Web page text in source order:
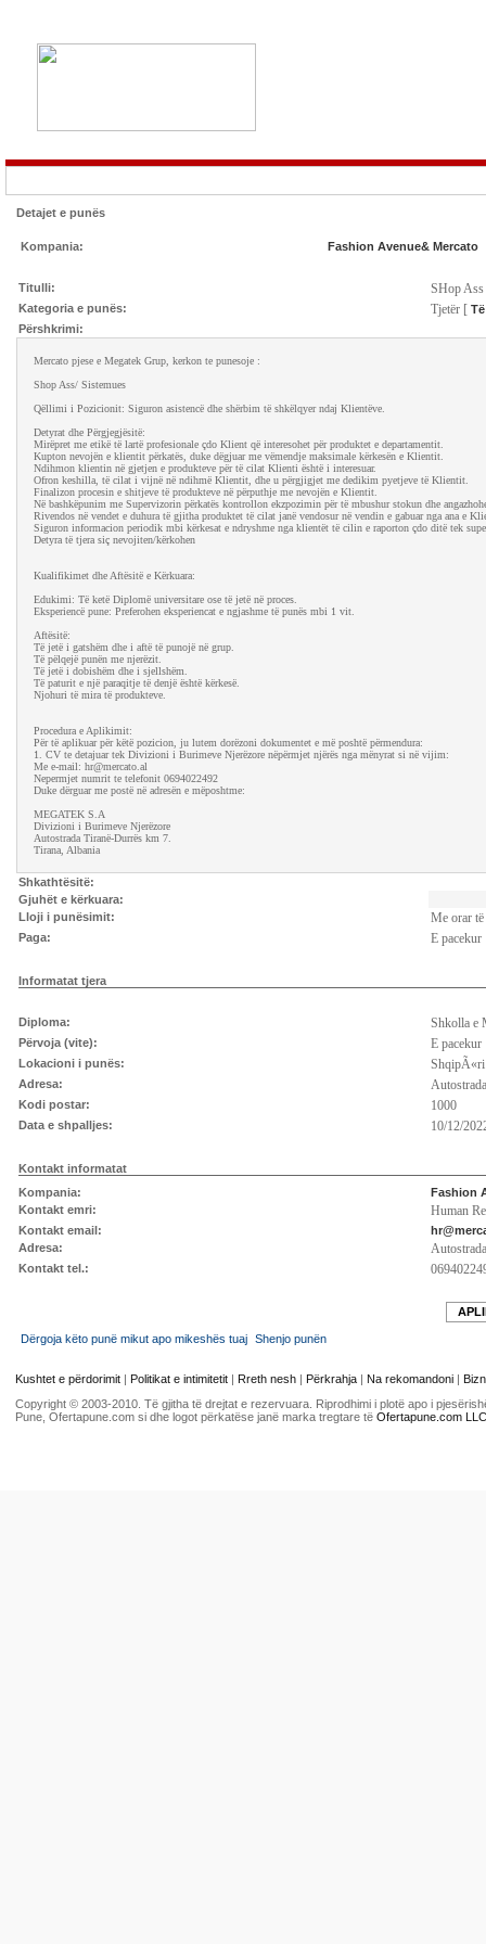
Detajet e punës
Kompania: Fashion Avenue& Mercato
Titulli: SHop Ass
Kategoria e punës: Tjetër [
Përshkrimi:
Mercato pjese e Megatek Grup, kerkon te punesoje :
Shop Ass/ Sistemues
Qëllimi i Pozicionit: Siguron asistencë dhe shërbim të shkëlqyer ndaj Klientëve.
Detyrat dhe Përgjegjësitë:
Mirëpret me etikë të lartë profesionale çdo Klient që interesohet për produktet e departamentit.
Kupton nevojën e klientit përkatës, duke dëgjuar me vëmendje maksimale kërkesën e Klientit.
Ndihmon klientin në gjetjen e produkteve për të cilat Klienti është i interesuar.
Ofron keshilla, të cilat i vijnë në ndihmë Klientit, dhe u përgjigjet me dedikim pyetjeve të Klientit.
Finalizon procesin e shitjeve të produkteve në përputhje me nevojën e Klientit.
Në bashkëpunim me Supervizorin përkatës kontrollon ekzpozimin për të mbushur stokun dhe
Rivendos në vendet e duhura të gjitha produktet të cilat janë vendosur në vendin e gabuar nga ana e
Siguron informacion periodik mbi kërkesat e ndryshme nga klientët të cilin e raporton çdo ditë tek
Detyra të tjera siç nevojiten/kërkohen
Kualifikimet dhe Aftësitë e Kërkuara:
Edukimi: Të ketë Diplomë universitare ose të jetë në proces.
Eksperiencë pune: Preferohen eksperiencat e ngjashme të punës mbi 1 vit.
Aftësitë:
Të jetë i gatshëm dhe i aftë të punojë në grup.
Të pëlqejë punën me njerëzit.
Të jetë i dobishëm dhe i sjellshëm.
Të paturit e një paraqitje të denjë është kërkesë.
Njohuri të mira të produkteve.
Procedura e Aplikimit:
Për të aplikuar për këtë pozicion, ju lutem dorëzoni dokumentet e më poshtë përmendura:
1. CV te detajuar tek Divizioni i Burimeve Njerëzore nëpërmjet njërës nga mënyrat si në vijim:
Me e-mail: hr@mercato.al
Nepermjet numrit te telefonit 0694022492
Duke dërguar me postë në adresën e mëposhtme:
MEGATEK S.A
Divizioni i Burimeve Njerëzore
Autostrada Tiranë-Durrës km 7.
Tirana, Albania
Shkathtësitë:
Gjuhët e kërkuara:
Lloji i punësimit:
Me orar
Paga: E pacekur
Informatat tjera
Diploma: Shkolla e
Përvoja (vite): E pacekur
Lokacioni i punës: ShqipÃ«ri
Adresa:
Kodi postar: 1000
Data e shpalljes: 10/12/
Kontakt informatat
Kompania:
Fashion
Kontakt emri:
Human
Kontakt email:
Adresa:
Kontakt tel.:
Dërgoja këto punë mikut apo mikeshës tuaj Shenjo punën
Kushtet e përdorimit | Politikat e intimitetit | Rreth nesh | Përkrahja | Na rekomandoni |
Copyright © 2003-2010. Të gjitha të drejtat e rezervuara. Riprodhimi i plotë apo i
Pune, Ofertapune.com si dhe logot përkatëse janë marka tregtare të Ofertapune.com LLC